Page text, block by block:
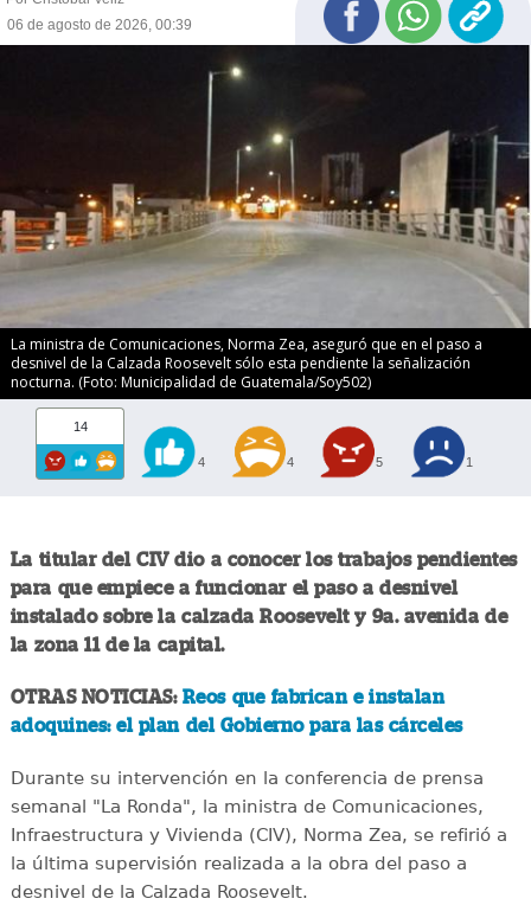
06 de agosto de 2026, 00:39
La ministra de Comunicaciones, Norma Zea, aseguró que en el paso a
desnivel de la Calzada Roosevelt sólo esta pendiente la señalización
nocturna. (Foto: Municipalidad de Guatemala/Soy502)
14
4 4 5 1
La titular del CIV dio a conocer los trabajos pendientes
para que empiece a funcionar el paso a desnivel
instalado sobre la calzada Roosevelt y 9a. avenida de
la zona 11 de la capital.
OTRAS NOTICIAS: Reos que fabrican e instalan
adoquines: el plan del Gobierno para las cárceles
Durante su intervención en la conferencia de prensa
semanal "La Ronda", la ministra de Comunicaciones,
Infraestructura y Vivienda (CIV), Norma Zea, se refirió a
la última supervisión realizada a la obra del paso a
desnivel de la Calzada Roosevelt.